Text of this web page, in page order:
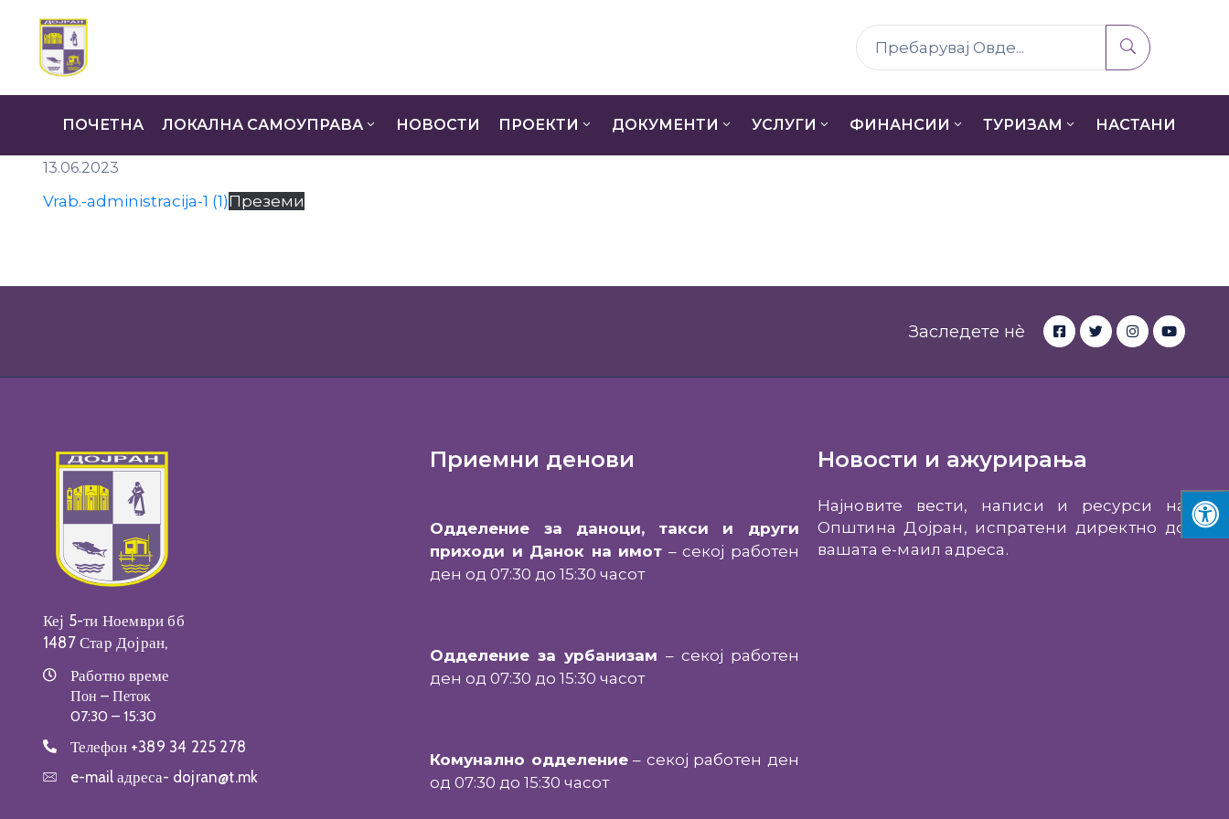
ПОЧЕТНА ЛОКАЛНА САМОУПРАВА НОВОСТИ ПРОЕКТИ ДОКУМЕНТИ УСЛУГИ ФИНАНСИИ ТУРИЗАМ НАСТАНИ
13.06.2023
Vrab.-administracija-1 (1)Преземи
Заследете нè
Кеј 5-ти Ноември бб
1487 Стар Дојран,
Работно време
Пон – Петок
07:30 – 15:30
Телефон +389 34 225 278
e-mail адреса- dojran@t.mk
Приемни денови
Одделение за даноци, такси и други
приходи и Данок на имот – секој работен
ден од 07:30 до 15:30 часот
Одделение за урбанизам – секој работен
ден од 07:30 до 15:30 часот
Комунално одделение– секој работен ден
од 07:30 до 15:30 часот
Новости и ажурирања
Најновите вести, написи и ресурси на
Општина Дојран, испратени директно до
вашата е-маил адреса.